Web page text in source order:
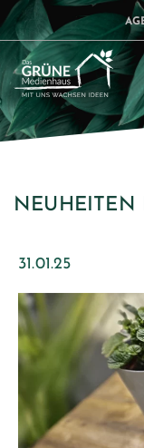
NEUHEITEN
31.01.25